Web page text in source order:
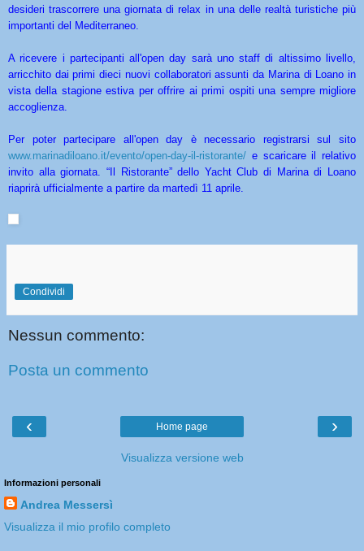
desideri trascorrere una giornata di relax in una delle realtà turistiche più
importanti del Mediterraneo.
A ricevere i partecipanti all'open day sarà uno staff di altissimo livello,
arricchito dai primi dieci nuovi collaboratori assunti da Marina di Loano in
vista della stagione estiva per offrire ai primi ospiti una sempre migliore
accoglienza.
Per poter partecipare all'open day è necessario registrarsi sul sito
www.marinadiloano.it/evento/open-day-il-ristorante/ e scaricare il relativo
invito alla giornata. “Il Ristorante” dello Yacht Club di Marina di Loano
riaprirà ufficialmente a partire da martedì 11 aprile.
Condividi
Nessun commento:
Posta un commento
‹ ›
Home page
Visualizza versione web
Informazioni personali
Andrea Messersì
Visualizza il mio profilo completo